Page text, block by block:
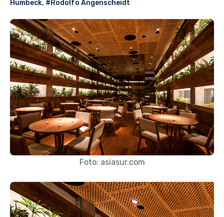
Humbeck, #Rodolfo Angenscheidt
Foto: asiasur.com